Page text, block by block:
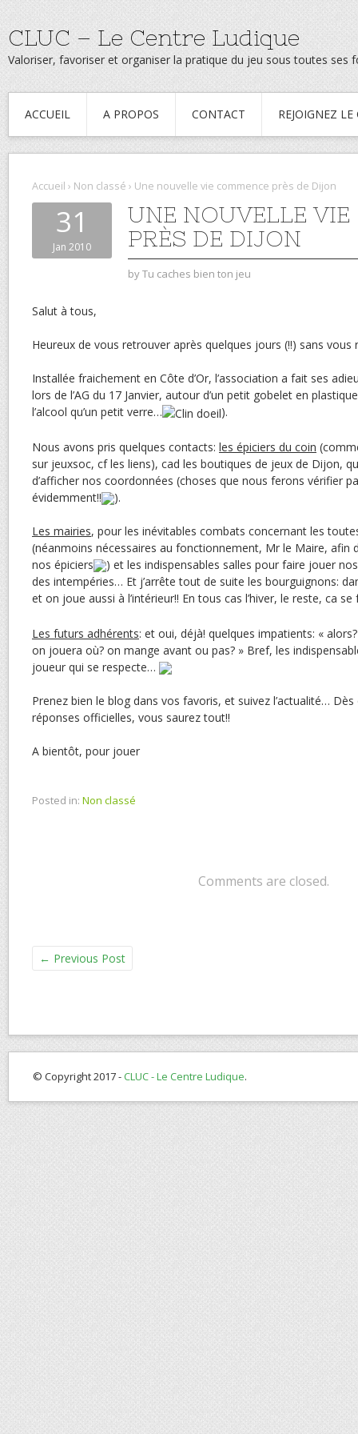
CLUC – Le Centre Ludique
Valoriser, favoriser et organiser la pratique du jeu sous toutes
ACCUEIL A PROPOS CONTACT REJOIGNEZ
Accueil › Non classé › Une nouvelle vie commence près de Dijon
31
Jan 2010
UNE NOUVELLE
PRÈS DE DIJON
byTu caches bien ton jeu
Salut à tous,
Heureux de vous retrouver après quelques jours (!!) sans vous
Installée fraichement en Côte d’Or, l’association a fait ses
lors de l’AG du 17 Janvier, autour d’un petit gobelet en
l’alcool qu’un petit verre…
).
Nous avons pris quelques contacts: les épiciers du coin
sur jeuxsoc, cf les liens), cad les boutiques de jeux de Dijon,
d’afficher nos coordonnées (choses que nous ferons vérifier
évidemment!!
).
Les mairies, pour les inévitables combats concernant les
(néanmoins nécessaires au fonctionnement, Mr le Maire, afin
nos épiciers
) et les indispensables salles pour faire jouer
des intempéries… Et j’arrête tout de suite les bourguignons:
et on joue aussi à l’intérieur!! En tous cas l’hiver, le reste, ca
Les futurs adhérents: et oui, déjà! quelques impatients: «
on jouera où? on mange avant ou pas? » Bref, les
joueur qui se respecte…
Prenez bien le blog dans vos favoris, et suivez l’actualité…
réponses officielles, vous saurez tout!!
A bientôt, pour jouer
Posted in: Non classé
Comments are closed.
← Previous Post
© Copyright 2017 -CLUC - Le Centre Ludique.